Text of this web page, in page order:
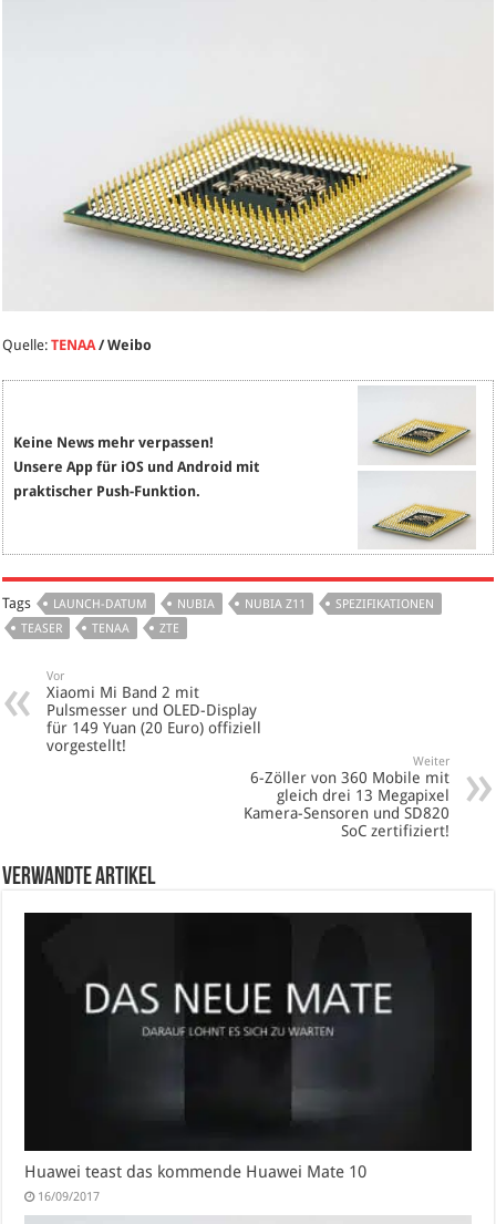
Quelle:TENAA / Weibo
Keine News mehr verpassen!
Unsere App für iOS und Android mit
praktischer Push-Funktion.
Tags LAUNCH-DATUM NUBIA NUBIA Z11
SPEZIFIKATIONEN
TEASER
TENAA ZTE
Vor
Xiaomi Mi Band 2 mit
Pulsmesser und OLED-Display
für 149 Yuan (20 Euro) offiziell
vorgestellt!
Weiter
6-Zöller von 360 Mobile mit
gleich drei 13 Megapixel
Kamera-Sensoren und SD820
SoC zertifiziert!
verwandte Artikel
Huawei teast das kommende Huawei Mate 10
16/09/2017